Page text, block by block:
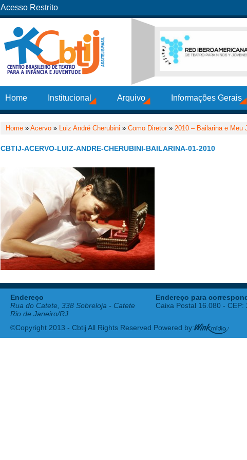
Acesso Restrito
Home Institucional Arquivo Informações Gerais
Home » Acervo » Luiz André Cherubini » Como Diretor» 2010 – Bailarina e Meu
CBTIJ-ACERVO-LUIZ-ANDRE-CHERUBINI-BAILARINA-01-2010
Endereço
Rua do Catete, 338 Sobreloja - Catete
Rio de Janeiro/RJ
Endereço para
Caixa Postal 16.080 - CEP:
©Copyright 2013 - Cbtij All Rights Reserved Powered by: